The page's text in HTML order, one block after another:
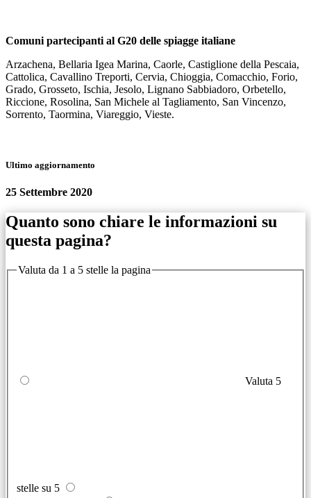
Comuni partecipanti al G20 delle spiagge italiane
Arzachena, Bellaria Igea Marina, Caorle, Castiglione della Pescaia,
Cattolica, Cavallino Treporti, Cervia, Chioggia, Comacchio, Forio,
Grado, Grosseto, Ischia, Jesolo, Lignano Sabbiadoro, Orbetello,
Riccione, Rosolina, San Michele al Tagliamento, San Vincenzo,
Sorrento, Taormina, Viareggio, Vieste.
Ultimo aggiornamento
25 Settembre 2020
Quanto sono chiare le informazioni su
questa pagina?
Valuta da 1 a 5 stelle la pagina
Valuta 5
stelle su 5